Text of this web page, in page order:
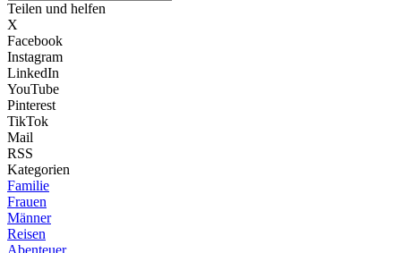
Teilen und helfen
X
Facebook
Instagram
LinkedIn
YouTube
Pinterest
TikTok
Mail
RSS
Kategorien
Familie
Frauen
Männer
Reisen
Abenteuer